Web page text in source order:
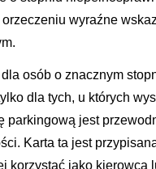
wyraźne
osób o znacznym
dla tych, u których
parkingową jest
Karta ta jest
korzystać jako kierowca